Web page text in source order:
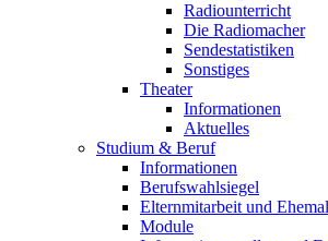
Radiounterricht
Die Radiomacher
Sendestatistiken
Sonstiges
Theater
Informationen
Aktuelles
Studium & Beruf
Informationen
Berufswahlsiegel
Elternmitarbeit und
Module